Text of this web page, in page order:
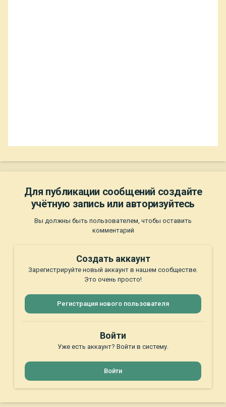
Для публикации сообщений создайте
учётную запись или авторизуйтесь
Вы должны быть пользователем, чтобы оставить
комментарий
Создать аккаунт
Зарегистрируйте новый аккаунт в нашем сообществе.
Это очень просто!
Регистрация нового пользователя
Войти
Уже есть аккаунт? Войти в систему.
Войти